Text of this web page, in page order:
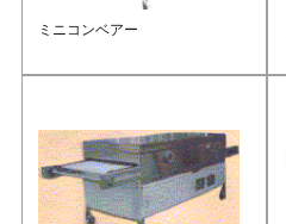
ミニコンベアー